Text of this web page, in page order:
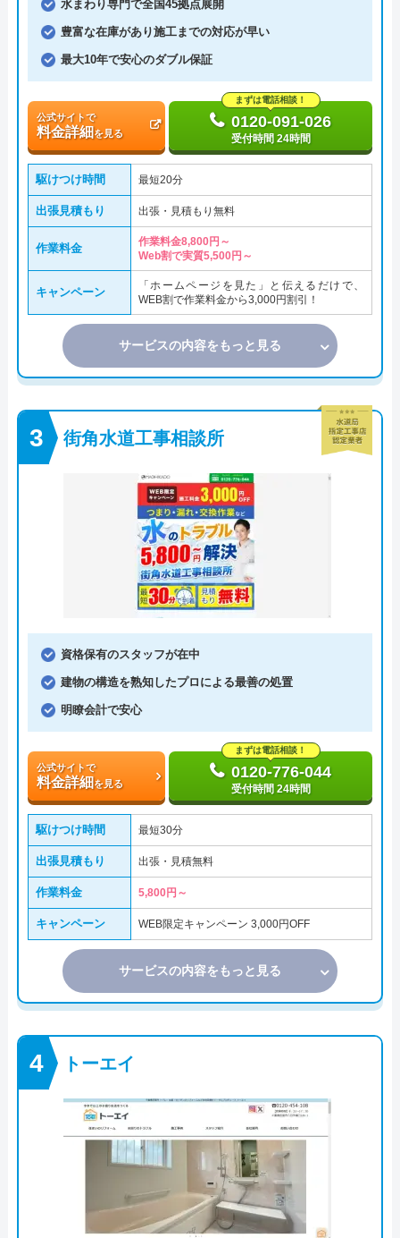
水まわり専門で全国45拠点展開
豊富な在庫があり施工までの対応が早い
最大10年で安心のダブル保証
公式サイトで
料金詳細を見る
まずは電話相談！
0120-091-026
受付時間 24時間
駆けつけ時間 最短20分
出張見積もり 出張・見積もり無料
作業料金
作業料金8,800円～
Web割で実質5,500円～
キャンペーン
「ホームページを見た」と伝えるだけで、
WEB割で作業料金から3,000円割引！
サービスの内容をもっと見る
街角水道工事相談所
資格保有のスタッフが在中
建物の構造を熟知したプロによる最善の処置
明瞭会計で安心
公式サイトで
料金詳細を見る
まずは電話相談！
0120-776-044
受付時間 24時間
駆けつけ時間 最短30分
出張見積もり 出張・見積無料
作業料金 5,800円～
キャンペーン WEB限定キャンペーン 3,000円OFF
サービスの内容をもっと見る
トーエイ